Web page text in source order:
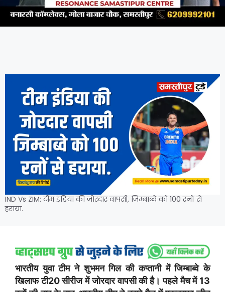
IND Vs ZIM: टीम इंडिया की जोरदार वापसी, जिम्बाब्वे को 100 रनों से
हराया.
भारतीय युवा टीम ने शुभमन गिल की कप्तानी में जिम्बाब्वे के
खिलाफ टी20 सीरीज में जोरदार वापसी की है। पहले मैच में 13